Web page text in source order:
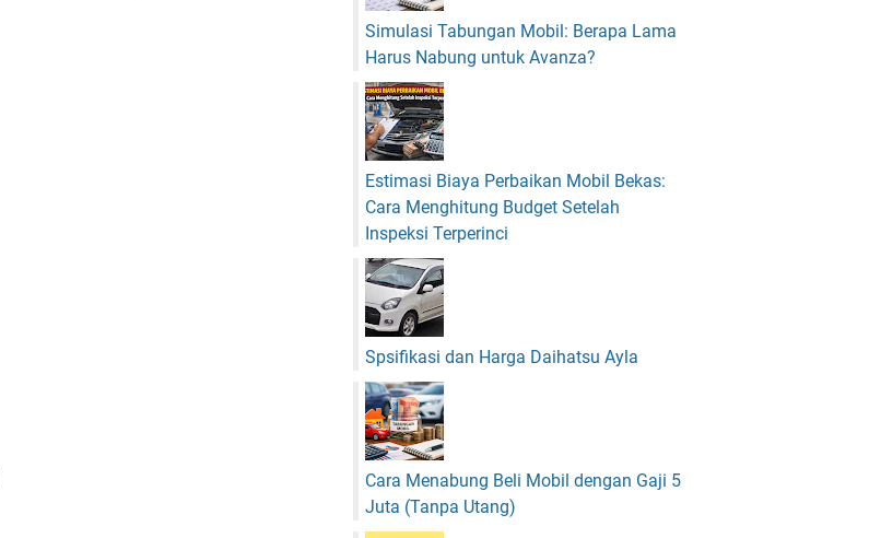
Simulasi Tabungan Mobil: Berapa Lama
Harus Nabung untuk Avanza?
Estimasi Biaya Perbaikan Mobil Bekas:
Cara Menghitung Budget Setelah
Inspeksi Terperinci
Spsifikasi dan Harga Daihatsu Ayla
Cara Menabung Beli Mobil dengan Gaji 5
Juta (Tanpa Utang)